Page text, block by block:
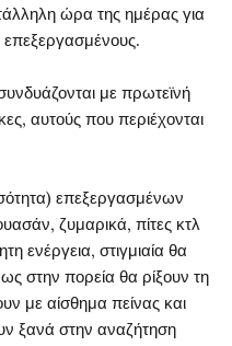
ώρα της ημέρας για
με πρωτεϊνή
αυτούς που περιέχονται
επεξεργασμένων
ζυμαρικά, πίτες κτλ
ενέργεια, στιγμιαία θα
στην πορεία θα ρίξουν τη
με αίσθημα πείνας και
ξανά στην αναζήτηση